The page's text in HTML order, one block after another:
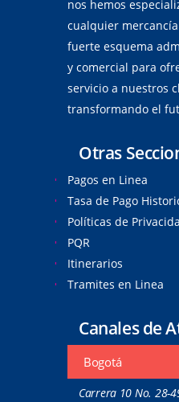
nos hemos
cualquier
fuerte esquema
y comercial para
servicio a nuestros
transformando el
Otras
Pagos en Linea
Tasa de Pago
Políticas de
PQR
Itinerarios
Tramites en Linea
Canales de
Bogotá
Carrera 10 No. 28-